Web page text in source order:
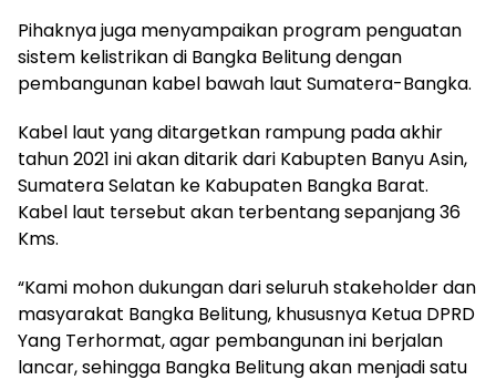
Pihaknya juga menyampaikan program penguatan
sistem kelistrikan di Bangka Belitung dengan
pembangunan kabel bawah laut Sumatera-Bangka.
Kabel laut yang ditargetkan rampung pada akhir
tahun 2021 ini akan ditarik dari Kabupten Banyu Asin,
Sumatera Selatan ke Kabupaten Bangka Barat.
Kabel laut tersebut akan terbentang sepanjang 36
Kms.
“Kami mohon dukungan dari seluruh stakeholder dan
masyarakat Bangka Belitung, khususnya Ketua DPRD
Yang Terhormat, agar pembangunan ini berjalan
lancar, sehingga Bangka Belitung akan menjadi satu